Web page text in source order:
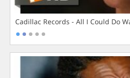
Cadillac Records - All I Could Do